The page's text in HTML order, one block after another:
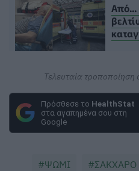
Από...
Τελευταία
Πρόσθεσε το HealthStat
στα αγαπημένα σου στη
Google
ΨΩΜΙ ΣΑΚΧΑΡΟ